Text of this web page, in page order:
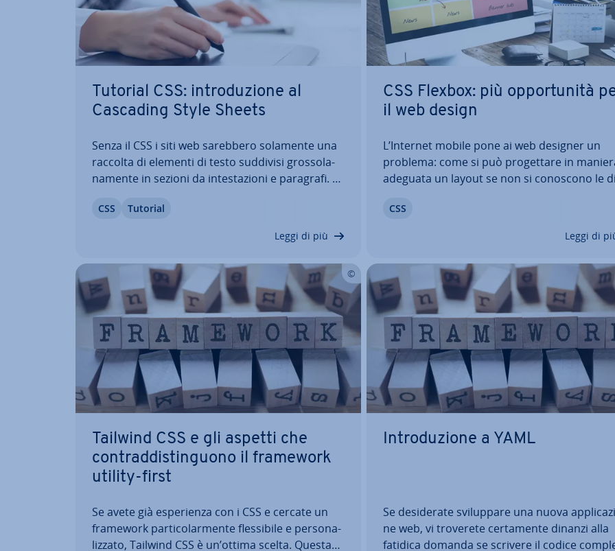
Tutorial CSS: in­tro­du­zio­ne al
Cascading Style Sheets
Senza il CSS i siti web sarebbero solamente una
raccolta di elementi di testo suddivisi gros­so­la­
na­men­te in sezioni da in­te­sta­zio­ni e paragrafi. La
HTML at­tra­ver­so il Cascading Style Sheets rende
CSS Tutorial
Leggi di più
CSS Flexbox: più op­por­tu­ni­tà
il web design
L’Internet mobile pone ai web designer un
problema: come si può pro­get­ta­re in
adeguata un layout se non si conoscono le
assegnare il compito. CSS Flexbox propone un
modello di layout fles­si­bi­le che si adatta in
CSS
Leggi di
Tailwind CSS e gli aspetti che
con­trad­di­stin­guo­no il framework
utility-first
Se avete già espe­rien­za con i CSS e cercate un
framework par­ti­co­lar­men­te fles­si­bi­le e per­so­na­
liz­za­to, Tailwind CSS è un’ottima scelta. Questa
In­tro­du­zio­ne a YAML
Se de­si­de­ra­te svi­lup­pa­re una nuova
ne web, vi troverete cer­ta­men­te dinanzi alla
fatidica domanda se scrivere il codice